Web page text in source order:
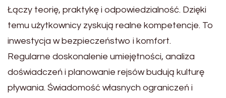
Łączy teorię, praktykę i odpowiedzialność. Dzięki
temu użytkownicy zyskują realne kompetencje. To
inwestycja w bezpieczeństwo i komfort.
Regularne doskonalenie umiejętności, analiza
doświadczeń i planowanie rejsów budują kulturę
pływania. Świadomość własnych ograniczeń i